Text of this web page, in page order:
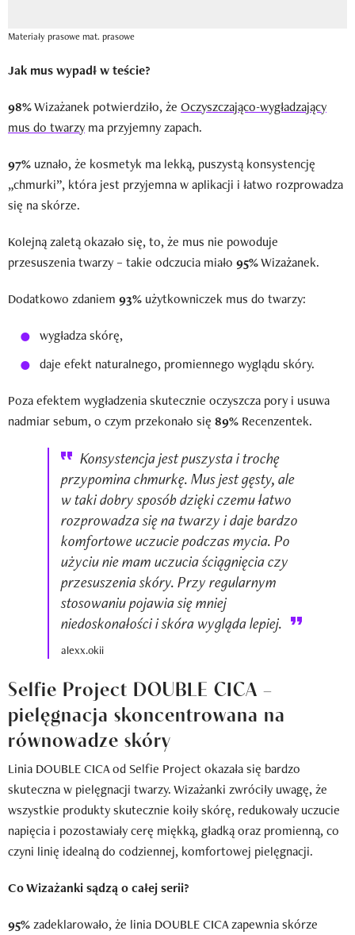
Materiały prasowemat. prasowe
Jak mus wypadł w teście?
98%Wizażanek potwierdziło, że Oczyszczająco-wygładzający
mus do twarzy ma przyjemny zapach.
97% uznało, że kosmetyk ma lekką, puszystą konsystencję
„chmurki”, która jest przyjemna w aplikacji i łatwo rozprowadza
się na skórze.
Kolejną zaletą okazało się, to, że mus nie powoduje
przesuszenia twarzy – takie odczucia miało 95%Wizażanek.
Dodatkowo zdaniem 93% użytkowniczek mus do twarzy:
wygładza skórę,
daje efekt naturalnego, promiennego wyglądu skóry.
Poza efektem wygładzenia skutecznie oczyszcza pory i usuwa
nadmiar sebum, o czym przekonało się 89% Recenzentek.
Konsystencja jest puszysta i trochę
przypomina chmurkę. Mus jest gęsty, ale
w taki dobry sposób dzięki czemu łatwo
rozprowadza się na twarzy i daje bardzo
komfortowe uczucie podczas mycia. Po
użyciu nie mam uczucia ściągnięcia czy
przesuszenia skóry. Przy regularnym
stosowaniu pojawia się mniej
niedoskonałości i skóra wygląda lepiej.
alexx.okii
Selfie Project DOUBLE CICA –
pielęgnacja skoncentrowana na
równowadze skóry
Linia DOUBLE CICA od Selfie Project okazała się bardzo
skuteczna w pielęgnacji twarzy. Wizażanki zwróciły uwagę, że
wszystkie produkty skutecznie koiły skórę, redukowały uczucie
napięcia i pozostawiały cerę miękką, gładką oraz promienną, co
czyni linię idealną do codziennej, komfortowej pielęgnacji.
Co Wizażanki sądzą o całej serii?
95%zadeklarowało, że linia DOUBLE CICA zapewnia skórze